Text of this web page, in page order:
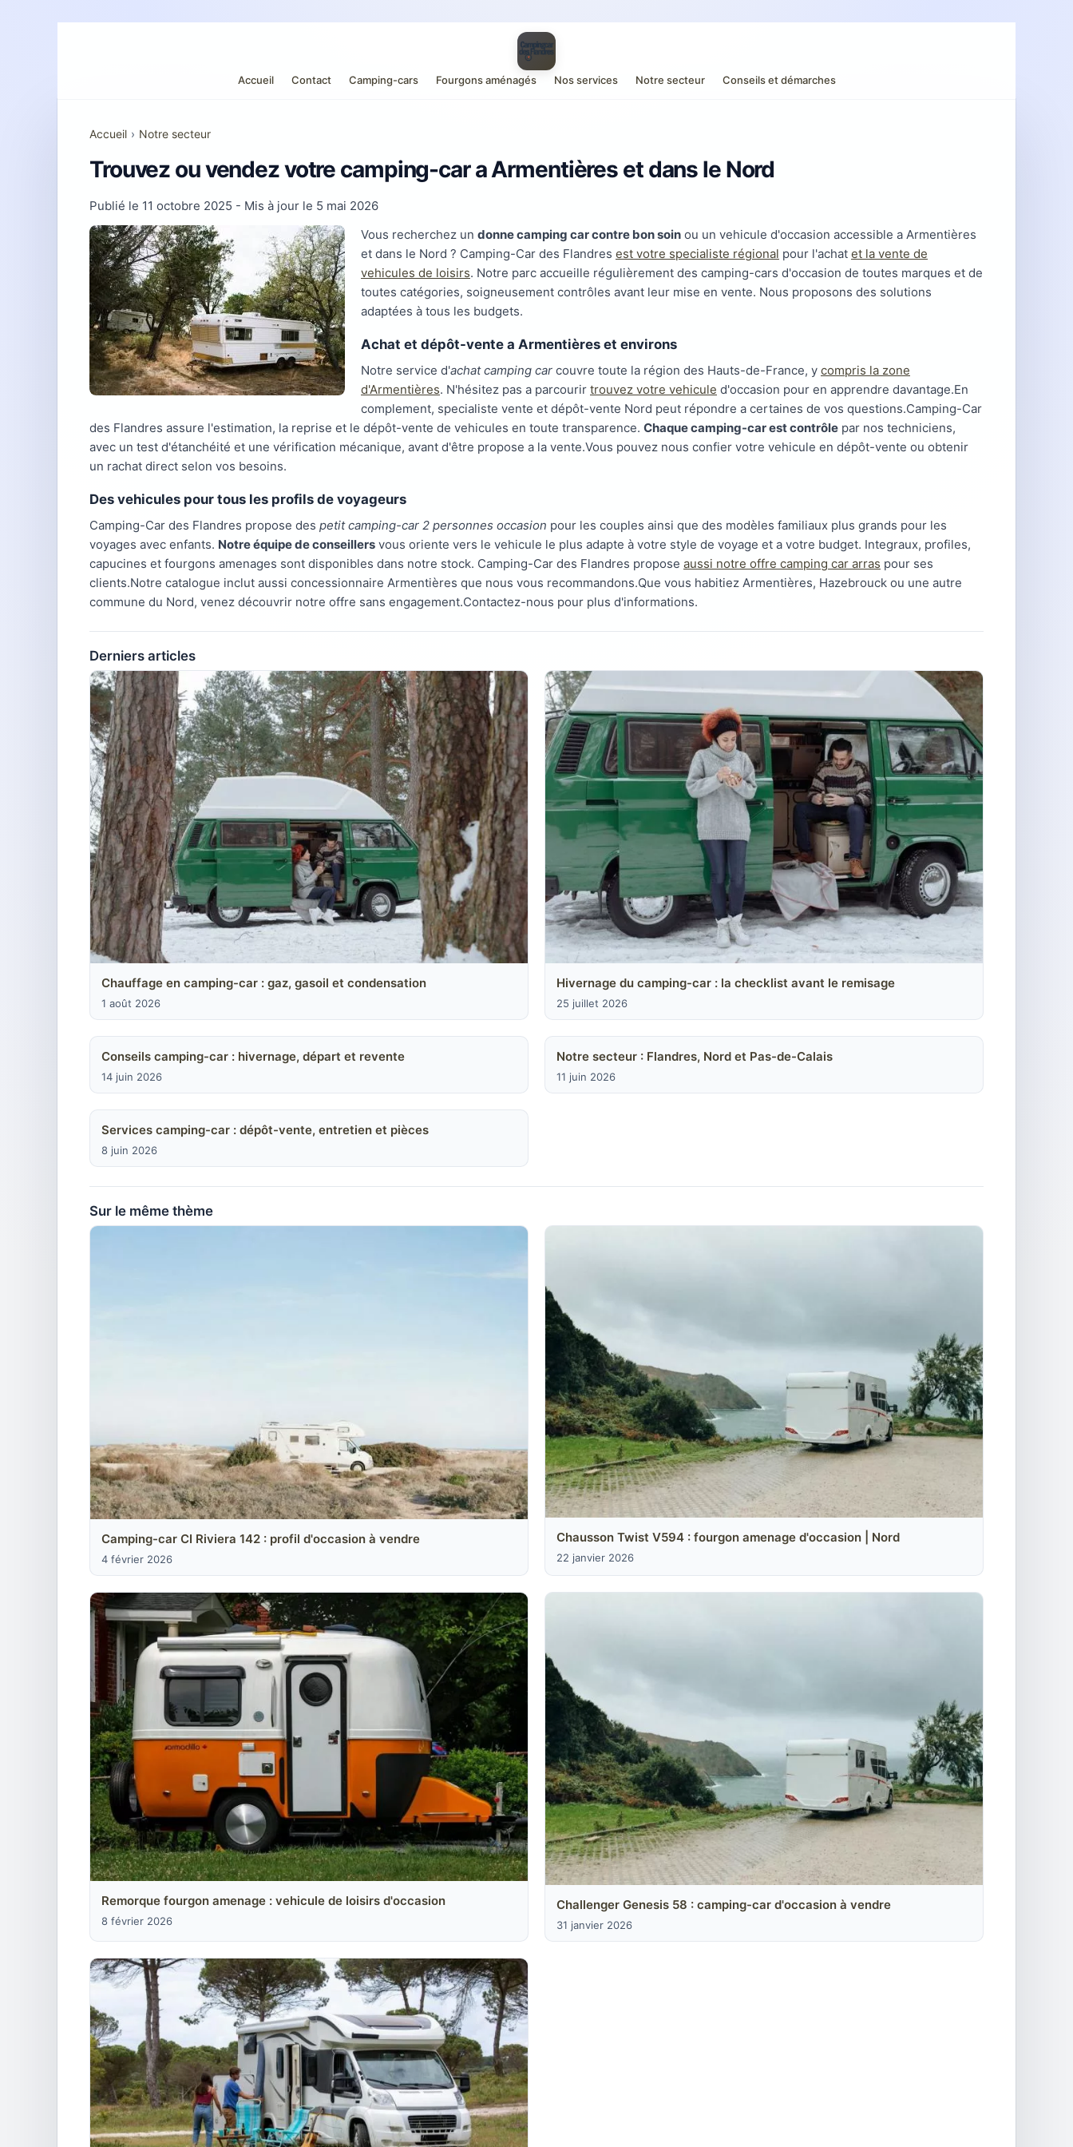
Accueil Contact Camping-cars Fourgons aménagés Nos services Notre secteur Conseils et démarches
Accueil › Notre secteur
Trouvez ou vendez votre camping-car a Armentières et dans le Nord
Publié le 11 octobre 2025 - Mis à jour le 5 mai 2026
Vous recherchez un donne camping car contre bon soin ou un vehicule d'occasion accessible a Armentières
et dans le Nord ? Camping-Car des Flandres est votre specialiste régional pour l'achat et la vente de
vehicules de loisirs. Notre parc accueille régulièrement des camping-cars d'occasion de toutes marques et de
toutes catégories, soigneusement contrôles avant leur mise en vente. Nous proposons des solutions
adaptées à tous les budgets.
Achat et dépôt-vente a Armentières et environs
Notre service d'achat camping car couvre toute la région des Hauts-de-France, y compris la zone
d'Armentières. N'hésitez pas a parcourir trouvez votre vehicule d'occasion pour en apprendre davantage.En
complement, specialiste vente et dépôt-vente Nord peut répondre a certaines de vos questions.Camping-Car
des Flandres assure l'estimation, la reprise et le dépôt-vente de vehicules en toute transparence. Chaque camping-car est contrôle par nos techniciens,
avec un test d'étanchéité et une vérification mécanique, avant d'être propose a la vente.Vous pouvez nous confier votre vehicule en dépôt-vente ou obtenir
un rachat direct selon vos besoins.
Des vehicules pour tous les profils de voyageurs
Camping-Car des Flandres propose des petit camping-car 2 personnes occasion pour les couples ainsi que des modèles familiaux plus grands pour les
voyages avec enfants. Notre équipe de conseillers vous oriente vers le vehicule le plus adapte à votre style de voyage et a votre budget. Integraux, profiles,
capucines et fourgons amenages sont disponibles dans notre stock. Camping-Car des Flandres propose aussi notre offre camping car arras pour ses
clients.Notre catalogue inclut aussi concessionnaire Armentières que nous vous recommandons.Que vous habitiez Armentières, Hazebrouck ou une autre
commune du Nord, venez découvrir notre offre sans engagement.Contactez-nous pour plus d'informations.
Derniers articles
Chauffage en camping-car : gaz, gasoil et condensation
1 août 2026
Hivernage du camping-car : la checklist avant le remisage
25 juillet 2026
Conseils camping-car : hivernage, départ et revente
14 juin 2026
Notre secteur : Flandres, Nord et Pas-de-Calais
11 juin 2026
Services camping-car : dépôt-vente, entretien et pièces
8 juin 2026
Sur le même thème
Camping-car CI Riviera 142 : profil d'occasion à vendre
4 février 2026
Chausson Twist V594 : fourgon amenage d'occasion | Nord
22 janvier 2026
Remorque fourgon amenage : vehicule de loisirs d'occasion
8 février 2026
Challenger Genesis 58 : camping-car d'occasion à vendre
31 janvier 2026